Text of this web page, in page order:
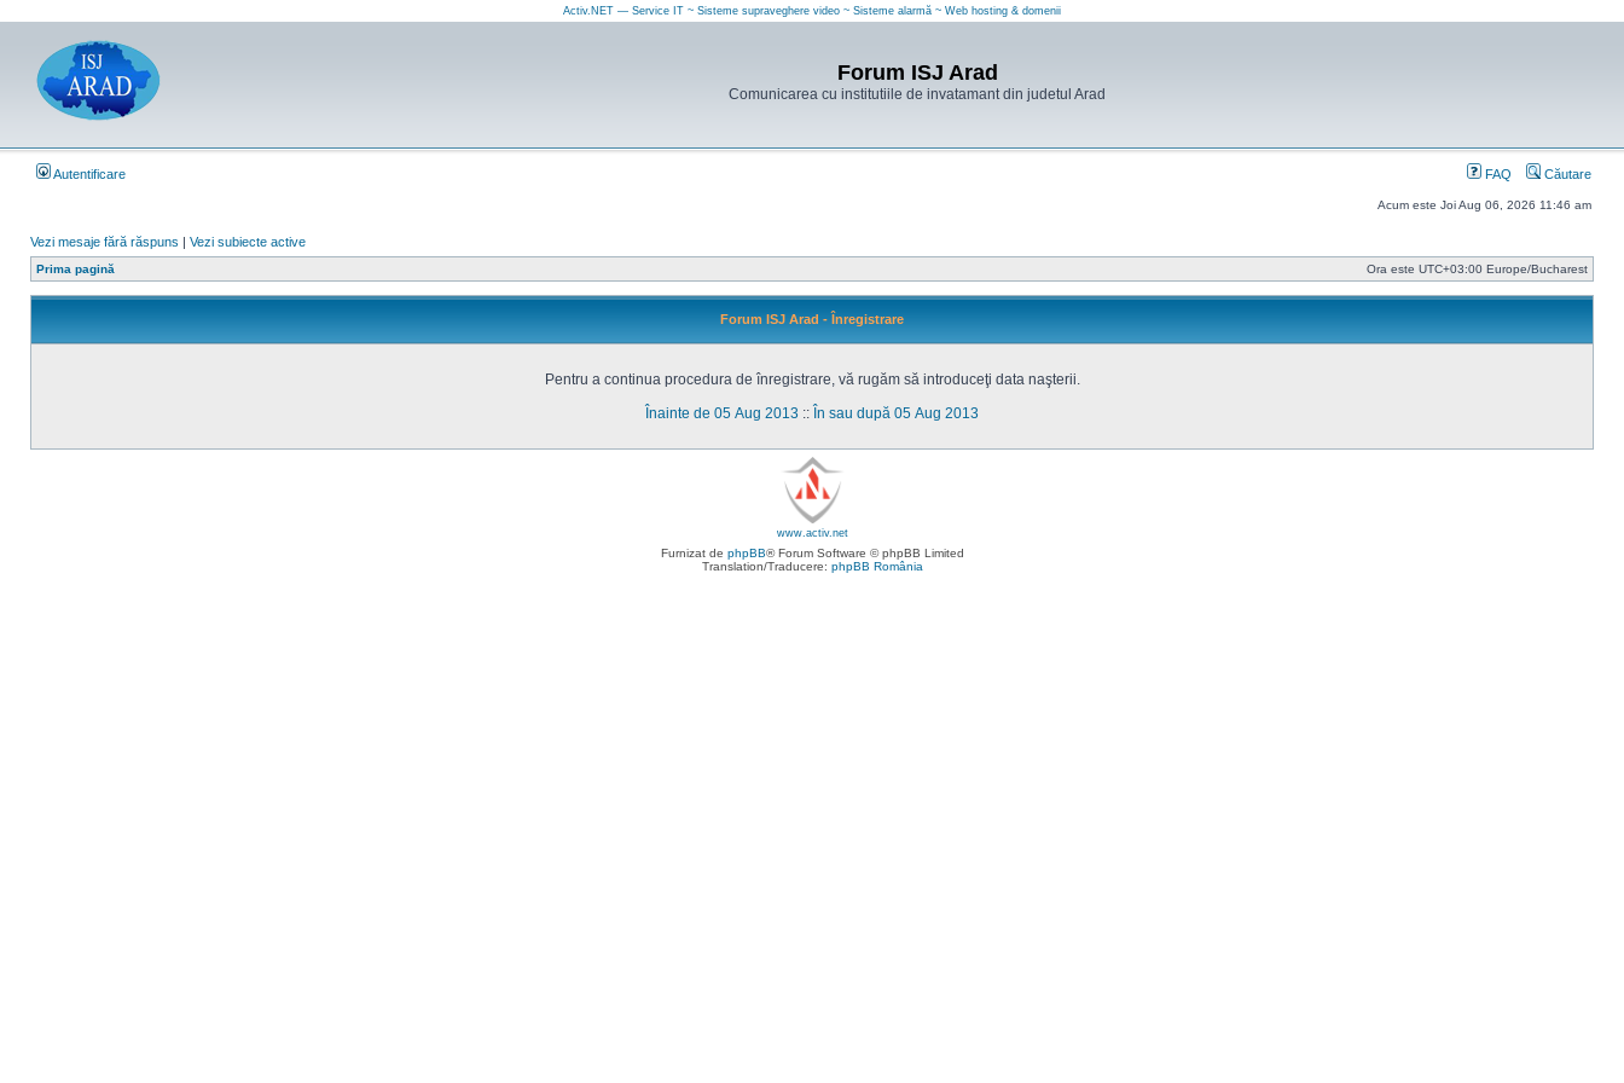
Activ.NET — Service IT ~ Sisteme supraveghere video ~ Sisteme alarmă ~ Web hosting & domenii
Forum ISJ Arad
Comunicarea cu institutiile de invatamant din judetul Arad
Autentificare FAQ Căutare
Acum este Joi Aug 06, 2026 11:46 am
Vezi mesaje fără răspuns | Vezi subiecte active
Prima pagină Ora este UTC+03:00 Europe/Bucharest
Forum ISJ Arad - Înregistrare
Pentru a continua procedura de înregistrare, vă rugăm să introduceţi data naşterii.
Înainte de 05 Aug 2013 :: În sau după 05 Aug 2013
www.activ.net
Furnizat de phpBB® Forum Software © phpBB Limited
Translation/Traducere: phpBB România